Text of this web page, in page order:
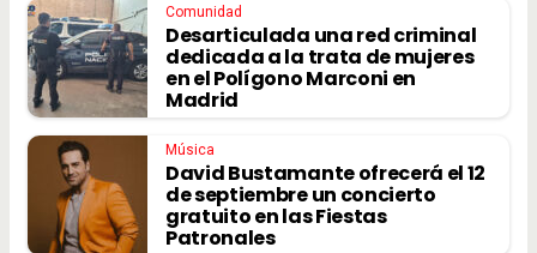
Comunidad
Desarticulada una red criminal
dedicada a la trata de mujeres
en el Polígono Marconi en
Madrid
Música
David Bustamante ofrecerá el 12
de septiembre un concierto
gratuito en las Fiestas
Patronales